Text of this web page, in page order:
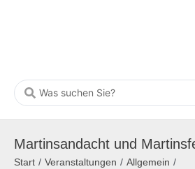
Martinsandacht und
Start / Veranstaltungen / Allgemein /